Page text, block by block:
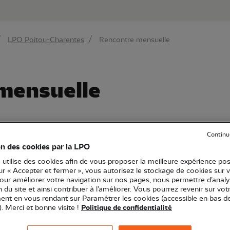
Aller à la
LPO Poitou-Charentes Rencontre mensuelle
salariés et bénévoles pour échanger et mieux
des cookies par la LPO
des cookies afin de vous proposer la meilleure expérience
« Accepter et fermer », vous autorisez le stockage de cookies sur
améliorer votre navigation sur nos pages, nous permettre
du site et ainsi contribuer à l’améliorer. Vous pourrez revenir sur
en vous rendant sur Paramétrer les cookies (accessible en bas
Merci et bonne visite ! Politique de confidentialité